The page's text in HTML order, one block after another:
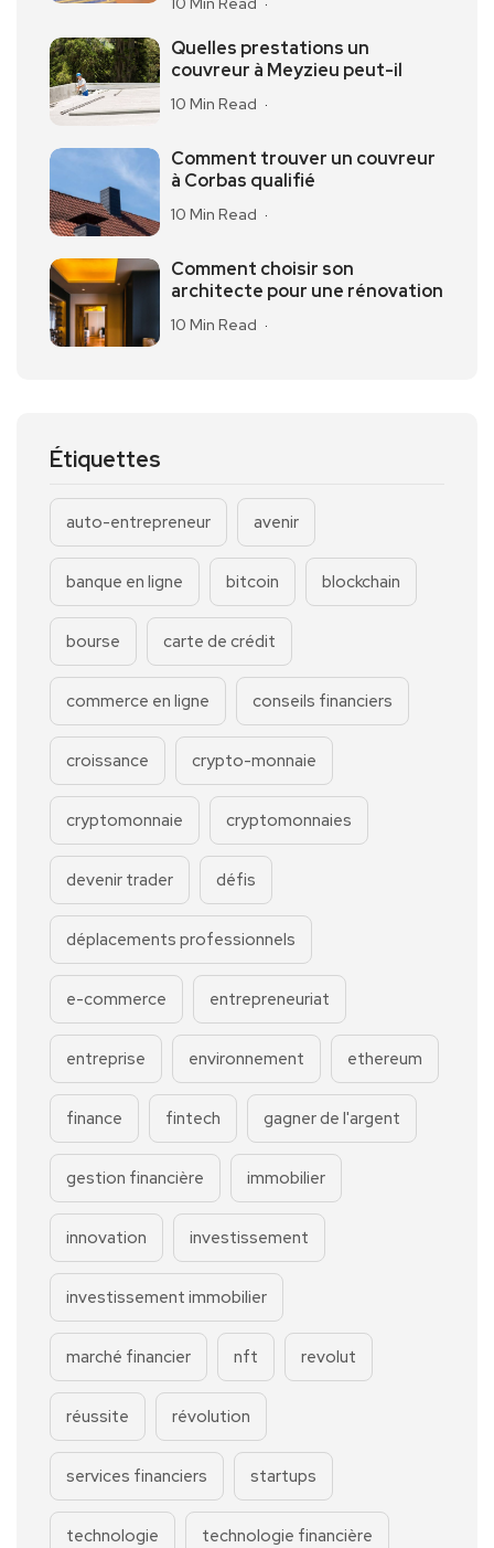
Quelles prestations un
couvreur à Meyzieu peut-il
10 Min Read
Comment trouver un couvreur
à Corbas qualifié
10 Min Read
Comment choisir son
architecte pour une rénovation
10 Min Read
Étiquettes
auto-entrepreneur avenir
banque en ligne bitcoin blockchain
bourse carte de crédit
commerce en ligne conseils financiers
croissance crypto-monnaie
cryptomonnaie cryptomonnaies
devenir trader défis
déplacements professionnels
e-commerce entrepreneuriat
entreprise environnement ethereum
finance fintech gagner de l'argent
gestion financière immobilier
innovation investissement
investissement immobilier
marché financier nft revolut
réussite révolution
services financiers startups
technologie technologie financière